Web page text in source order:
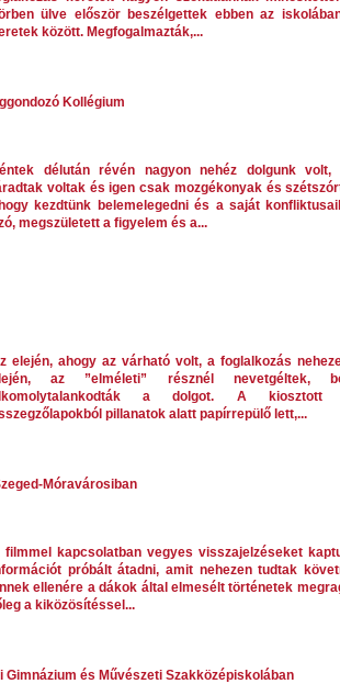
ülve először beszélgettek ebben az
között. Megfogalmazták,...
Kollégium
délután révén nagyon nehéz dolgunk volt,
voltak és igen csak mozgékonyak és
kezdtünk belemelegedni és a saját
megszületett a figyelem és a...
elején, ahogy az várható volt, a foglalkozás
az ”elméleti” résznél nevetgéltek,
a dolgot. A kiosztott
pillanatok alatt papírrepülő lett,...
Móravárosiban
filmmel kapcsolatban vegyes visszajelzéseket
próbált átadni, amit nehezen tudtak
ellenére a dákok által elmesélt történetek
a kiközösítéssel...
és Művészeti Szakközépiskolában